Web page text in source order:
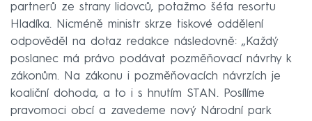
partnerů ze strany lidovců, potažmo šéfa resortu
Hladíka. Nicméně ministr skrze tiskové oddělení
odpověděl na dotaz redakce následovně: „Každý
poslanec má právo podávat pozměňovací návrhy k
zákonům. Na zákonu i pozměňovacích návrzích je
koaliční dohoda, a to i s hnutím STAN. Posílíme
pravomoci obcí a zavedeme nový Národní park